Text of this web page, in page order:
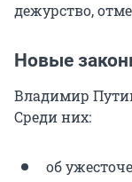
дежурство,
Новые
Владимир
Среди них:
об